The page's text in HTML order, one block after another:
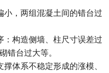
小，两组混凝土间的错台过
：构造侧墙、柱尺寸误差过
错台过大等。
体系不稳定形成的涨模、